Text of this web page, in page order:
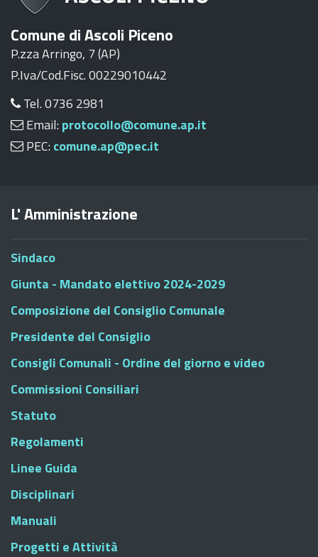
Comune di Ascoli Piceno
P.zza Arringo, 7 (AP)
P.Iva/Cod.Fisc. 00229010442
Tel. 0736 2981
Email: protocollo@comune.ap.it
PEC: comune.ap@pec.it
L' Amministrazione
Sindaco
Giunta - Mandato elettivo 2024-2029
Composizione del Consiglio Comunale
Presidente del Consiglio
Consigli Comunali - Ordine del giorno e video
Commissioni Consiliari
Statuto
Regolamenti
Linee Guida
Disciplinari
Manuali
Progetti e Attività